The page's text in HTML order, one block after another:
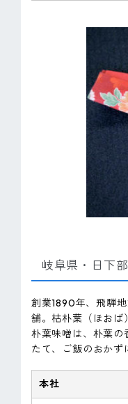
岐阜県・日下
創業1890年、飛騨
舗。枯朴葉（ほおば
朴葉味噌は、朴葉の
たて、ご飯のおかず
本社